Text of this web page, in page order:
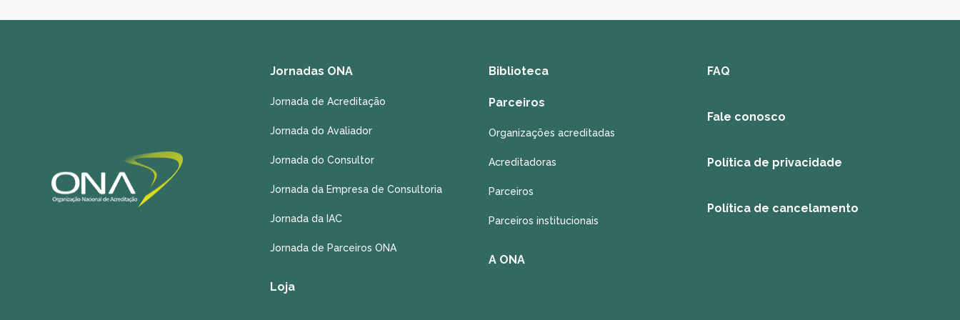
Jornadas ONA
Jornada de Acreditação
Jornada do Avaliador
Jornada do Consultor
Jornada da Empresa de Consultoria
Jornada da IAC
Jornada de Parceiros ONA
Loja
Biblioteca
Parceiros
Organizações acreditadas
Acreditadoras
Parceiros
Parceiros institucionais
A ONA
FAQ
Fale conosco
Política de privacidade
Política de cancelamento